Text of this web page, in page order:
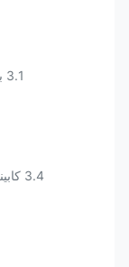
3.1 بعد خارجی W*D*H 700*700*1000mm است
3.4 کابینت دارای قفسه نصب استاندارد 19 اینچی است.